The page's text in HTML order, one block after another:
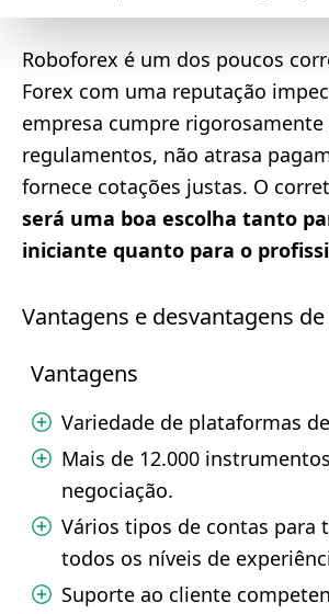
Roboforex é um dos poucos
Forex com uma reputação
empresa cumpre
regulamentos, não atrasa
fornece cotações justas. O
será uma boa escolha tanto
iniciante quanto para o
Vantagens e desvantagens
Vantagens
Variedade de plataformas
Mais de 12.000
negociação.
Vários tipos de contas para
todos os níveis de
Suporte ao cliente